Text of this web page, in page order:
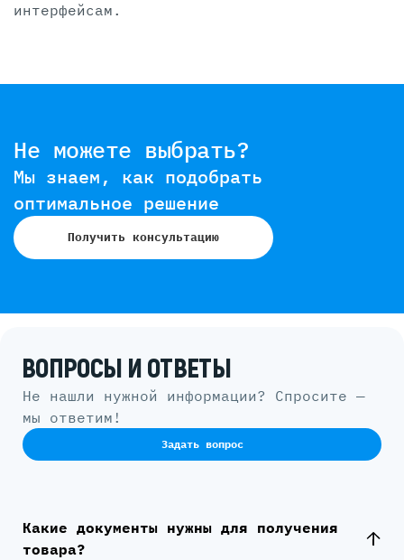
интерфейсам.
Не можете выбрать?
Мы знаем, как подобрать
оптимальное решение
Получить консультацию
ВОПРОСЫ И ОТВЕТЫ
Не нашли нужной информации? Спросите —
мы ответим!
Задать вопрос
Какие документы нужны для получения
товара?